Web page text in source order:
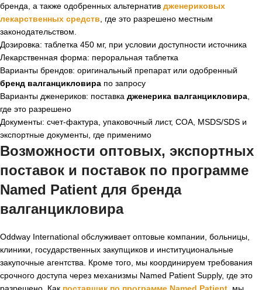
бренда, а также одобренных альтернатив дженериковых
лекарственных средств , где это разрешено местным
законодательством.
Дозировка: таблетка 450 мг, при условии доступности источника
Лекарственная форма: пероральная таблетка
Варианты брендов: оригинальный препарат или одобренный
бренд валганцикловира по запросу
Варианты дженериков: поставка дженерика валганцикловира
где это разрешено
Документы: счет-фактура, упаковочный лист, COA, MSDS/SDS и
экспортные документы, где применимо
Возможности оптовых, экспортных
поставок и поставок по программе
Named Patient для бренда
валганцикловира
Oddway International обслуживает оптовые компании, больницы,
клиники, государственных закупщиков и институциональные
закупочные агентства. Кроме того, мы координируем требования
срочного доступа через механизмы Named Patient Supply, где это
разрешено. Как поставщик по программе Named Patient , мы